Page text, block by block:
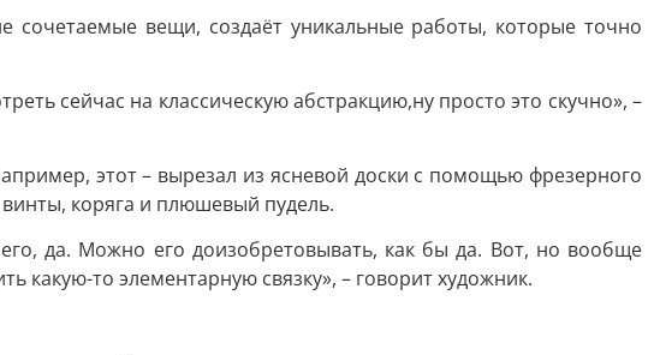
сочетаемые вещи, создаёт уникальные работы, которые точно
сейчас на классическую абстракцию,ну просто это скучно», –
этот – вырезал из ясневой доски с помощью фрезерного
коряга и плюшевый пудель.
да. Можно его доизобретовывать, как бы да. Вот, но вообще
какую-то элементарную связку», – говорит художник.